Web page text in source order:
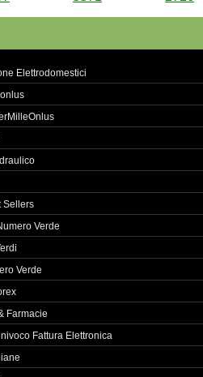
Elettrodomestici
Sellers
Verde
Verde
Farmacie
Fattura Elettronica